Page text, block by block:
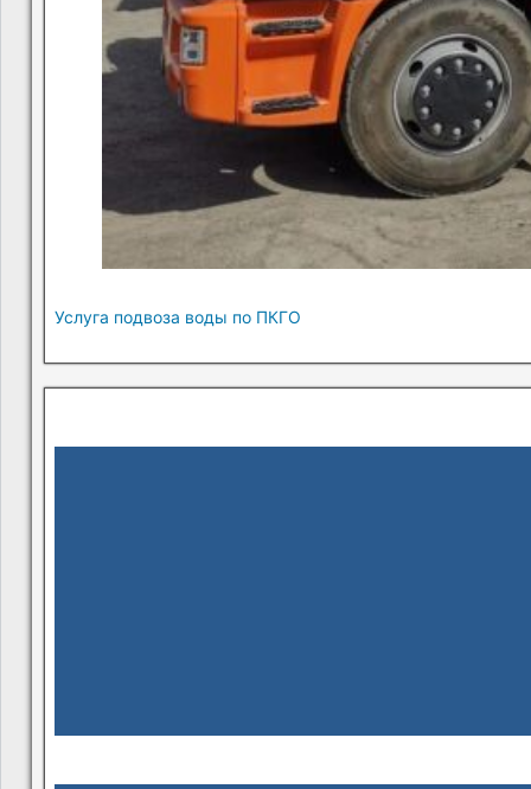
Услуга подвоза воды по ПКГО